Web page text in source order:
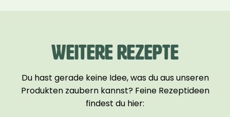
WEITERE REZEPTE
Du hast gerade keine Idee, was du aus unseren
Produkten zaubern kannst? Feine Rezeptideen
findest du hier: